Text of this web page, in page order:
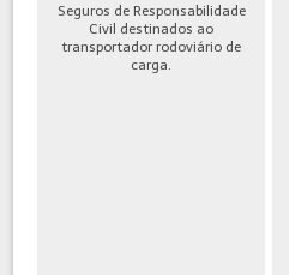
Seguros de Responsabilidade
Civil destinados ao
transportador rodoviário de
carga.